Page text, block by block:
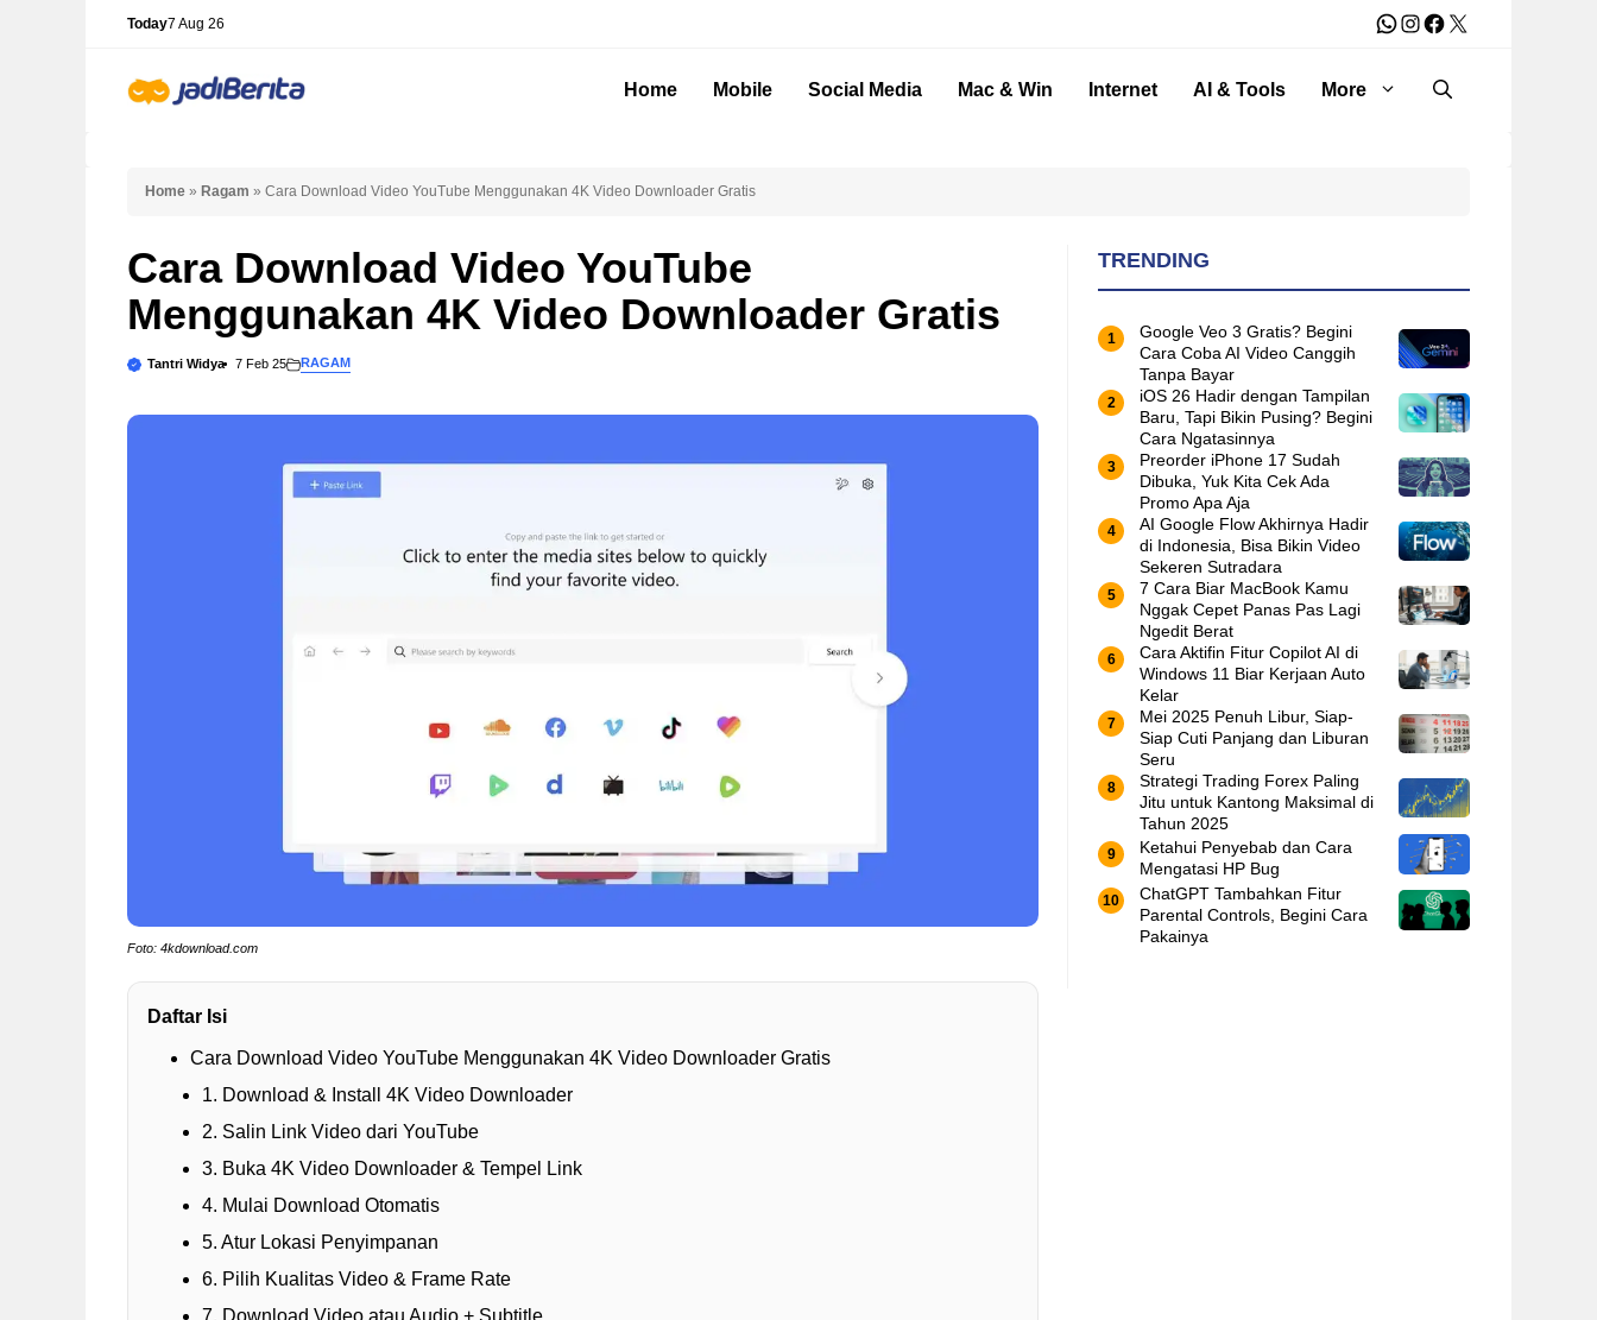
Today7 Aug 26 WhatsApp
Instagram
Facebook
X
Home Mobile Social Media Mac & Win Internet AI & Tools More
Home » Ragam » Cara Download Video YouTube Menggunakan 4K Video Downloader Gratis
Cara Download Video YouTube
Menggunakan 4K Video Downloader Gratis
Tantri Widya 7 Feb 25 RAGAM
Foto: 4kdownload.com
Daftar Isi
Cara Download Video YouTube Menggunakan 4K Video Downloader Gratis
1. Download & Install 4K Video Downloader
2. Salin Link Video dari YouTube
3. Buka 4K Video Downloader & Tempel Link
4. Mulai Download Otomatis
5. Atur Lokasi Penyimpanan
6. Pilih Kualitas Video & Frame Rate
TRENDING
Google Veo 3 Gratis? Begini
Cara Coba AI Video Canggih
Tanpa Bayar
iOS 26 Hadir dengan Tampilan
Baru, Tapi Bikin Pusing? Begini
Cara Ngatasinnya
Preorder iPhone 17 Sudah
Dibuka, Yuk Kita Cek Ada
Promo Apa Aja
AI Google Flow Akhirnya Hadir
di Indonesia, Bisa Bikin Video
Sekeren Sutradara
7 Cara Biar MacBook Kamu
Nggak Cepet Panas Pas Lagi
Ngedit Berat
Cara Aktifin Fitur Copilot AI di
Windows 11 Biar Kerjaan Auto
Kelar
Mei 2025 Penuh Libur, Siap-
Siap Cuti Panjang dan Liburan
Seru
Strategi Trading Forex Paling
Jitu untuk Kantong Maksimal di
Tahun 2025
Ketahui Penyebab dan Cara
Mengatasi HP Bug
ChatGPT Tambahkan Fitur
Parental Controls, Begini Cara
Pakainya